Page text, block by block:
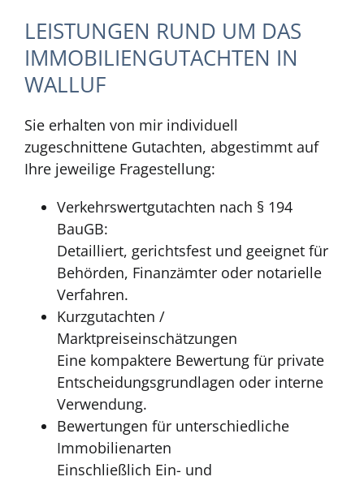
LEISTUNGEN RUND UM DAS
IMMOBILIENGUTACHTEN IN
WALLUF
Sie erhalten von mir individuell
zugeschnittene Gutachten, abgestimmt auf
Ihre jeweilige Fragestellung:
Verkehrswertgutachten nach § 194
BauGB:
Detailliert, gerichtsfest und geeignet für
Behörden, Finanzämter oder notarielle
Verfahren.
Kurzgutachten /
Marktpreiseinschätzungen
Eine kompaktere Bewertung für private
Entscheidungsgrundlagen oder interne
Verwendung.
Bewertungen für unterschiedliche
Immobilienarten
Einschließlich Ein- und